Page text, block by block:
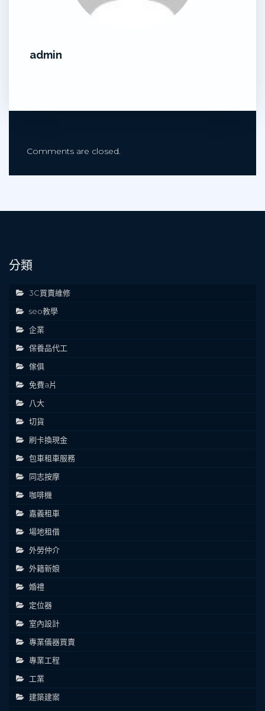
admin
Comments are closed.
分類
3C買賣維修
seo教學
企業
保養品代工
傢俱
免費a片
八大
切貨
刷卡換現金
包車租車服務
同志按摩
咖啡機
嘉義租車
場地租借
外勞仲介
外籍新娘
婚禮
定位器
室內設計
專業儀器買賣
專業工程
工業
建築建案